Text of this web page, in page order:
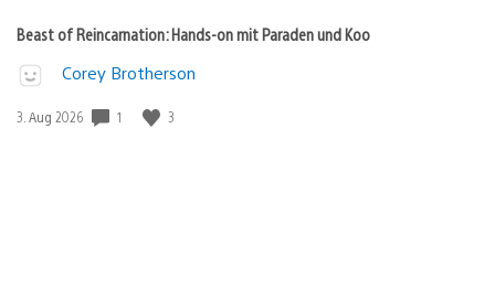
Beast of Reincarnation: Hands-on mit Paraden und Koo
Corey Brotherson
Veröffentlichungsdatum:
3. Aug 2026 1 3